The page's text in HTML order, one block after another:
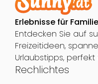
Erlebnisse für
Entdecken Sie auf
Freizeitideen,
Urlaubstipps,
Rechlichtes